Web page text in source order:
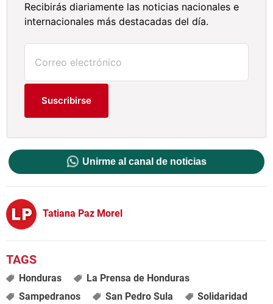
Recibirás diariamente las noticias nacionales e
internacionales más destacadas del día.
Suscribirse
Unirme al canal de noticias
Tatiana Paz Morel
Honduras
La Prensa de Honduras
Sampedranos
San Pedro Sula Solidaridad